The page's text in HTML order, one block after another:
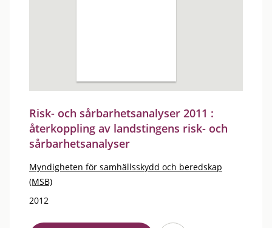
Risk- och sårbarhetsanalyser 2011 :
återkoppling av landstingens risk- och
sårbarhetsanalyser
Myndigheten för samhällsskydd och beredskap
(MSB)
2012